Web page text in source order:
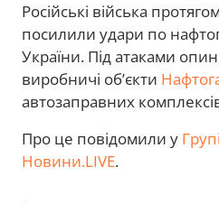
Російські війська
посилили удари по
України. Під атаками
виробничі об’єкти
автозаправних
Про це повідомили у
Новини.LIVE.